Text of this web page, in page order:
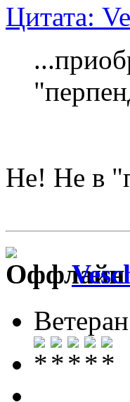
Цитата:
Не! Не в
Ветеран